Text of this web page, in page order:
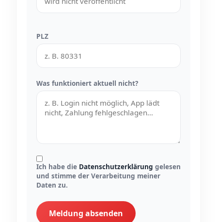
PLZ
Was funktioniert aktuell nicht?
Ich habe die Datenschutzerklärung gelesen
und stimme der Verarbeitung meiner
Daten zu.
Meldung absenden